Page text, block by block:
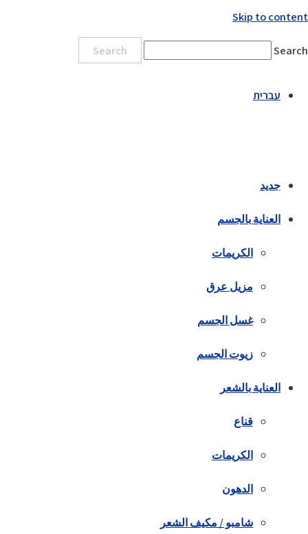
Skip to content
Search
Search
עברית
جديد
العناية بالجسم
الكريمات
مزيل عرق
غسل الجسم
زيوت الجسم
العناية بالشعر
قناع
الكريمات
الدهون
شامبو / مكيف الشعر